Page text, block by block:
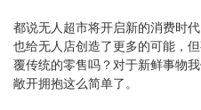
都说无人超市将开启新的消费时
也给无人店创造了更多的可能，
覆传统的零售吗？对于新鲜事物
敞开拥抱这么简单了。